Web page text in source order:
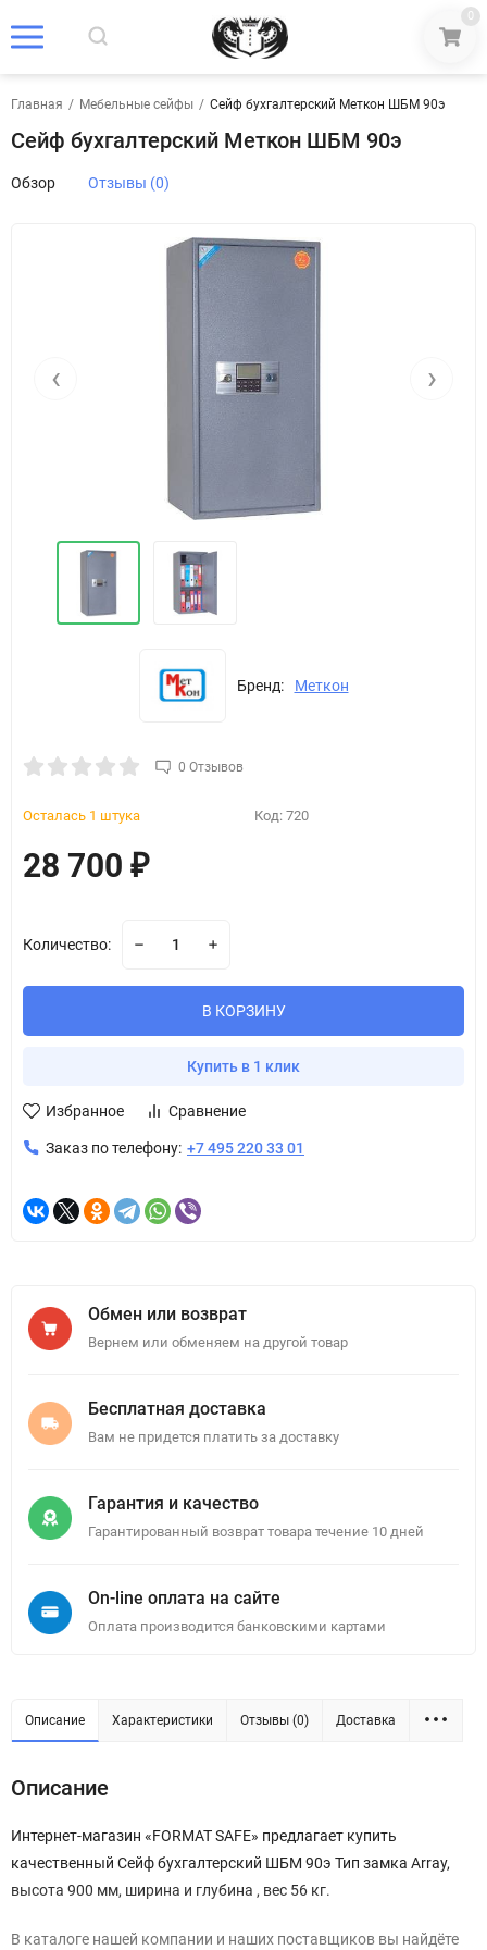
0
Главная / Мебельные сейфы / Сейф бухгалтерский Меткон ШБМ 90э
Сейф бухгалтерский Меткон ШБМ 90э
Обзор Отзывы (0)
‹ ›
Бренд: Меткон
0 Отзывов
Осталась 1 штука Код: 720
28 700 ₽
Количество:
В КОРЗИНУ
Купить в 1 клик
Избранное Сравнение
Заказ по телефону: +7 495 220 33 01
Обмен или возврат
Вернем или обменяем на другой товар
Бесплатная доставка
Вам не придется платить за доставку
Гарантия и качество
Гарантированный возврат товара течение 10 дней
On-line оплата на сайте
Оплата производится банковскими картами
Описание Характеристики Отзывы (0) Доставка
Описание
Интернет-магазин «FORMAT SAFE» предлагает купить
качественный Сейф бухгалтерский ШБМ 90э Тип замка Array,
высота 900 мм, ширина и глубина , вес 56 кг.
В каталоге нашей компании и наших поставщиков вы найдёте